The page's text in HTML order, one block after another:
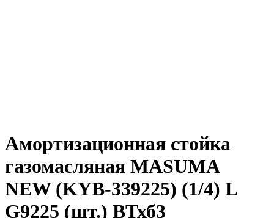
Амортизационная стойка
газомасляная MASUMA
NEW (KYB-339225) (1/4) L
G9225 (шт.) ВТхб3